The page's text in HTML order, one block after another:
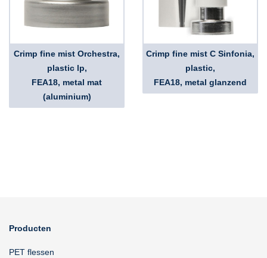
Crimp fine mist Orchestra,
plastic lp,
FEA18, metal mat
(aluminium)
Crimp fine mist C Sinfonia,
plastic,
FEA18, metal glanzend
Producten
PET flessen